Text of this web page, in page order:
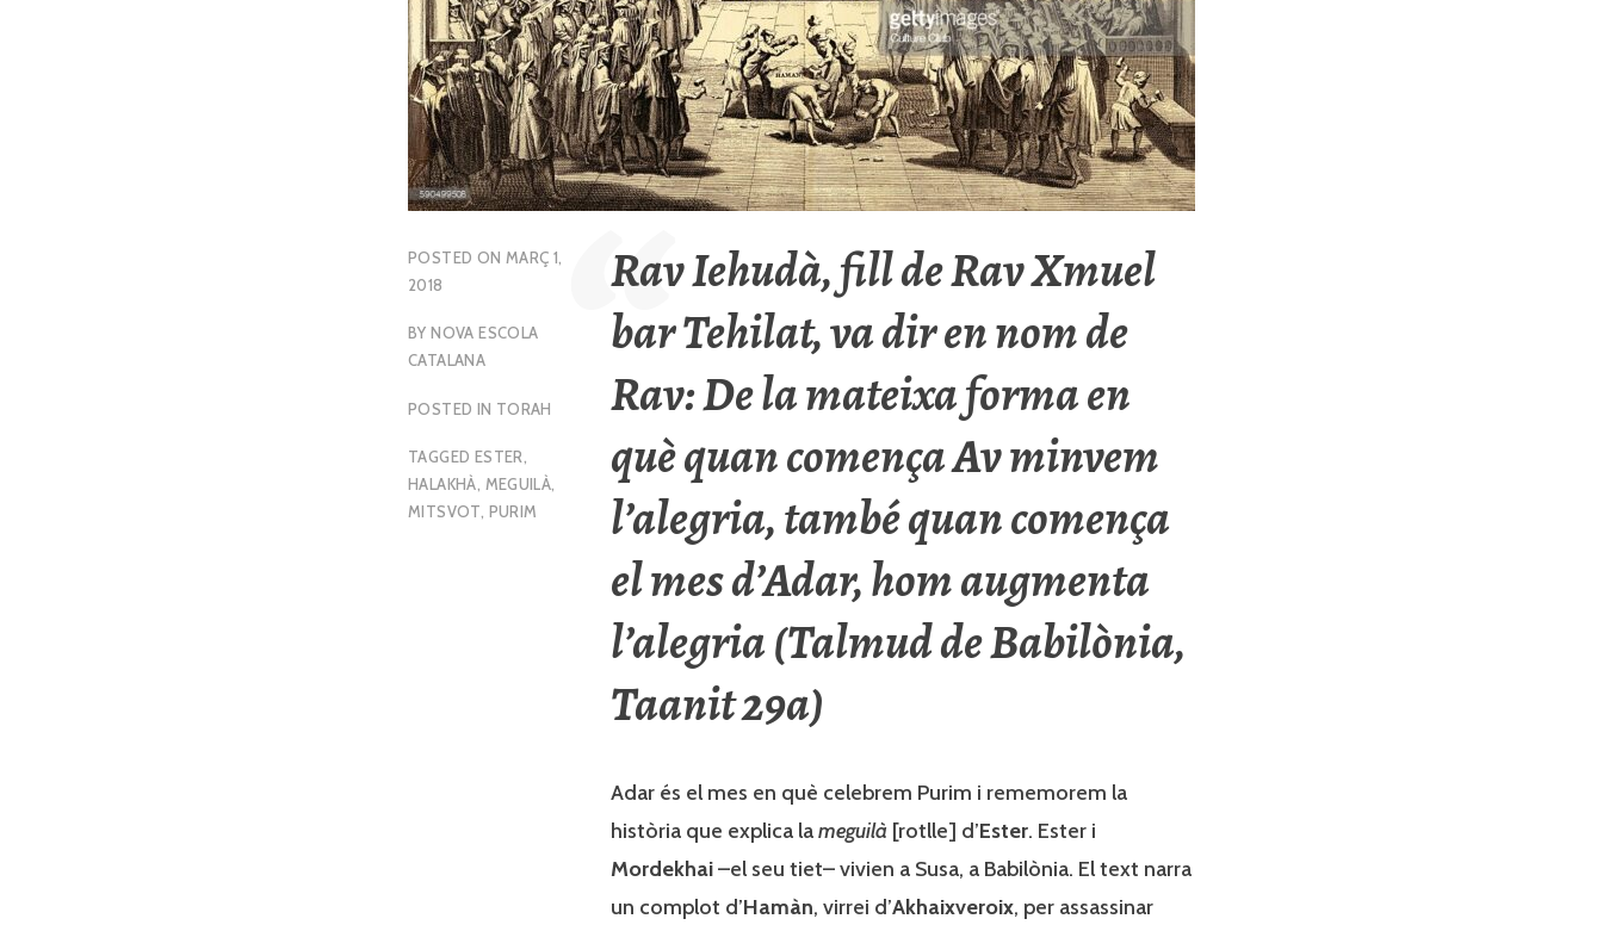
POSTED ON MARÇ 1,
2018
BYNOVA ESCOLA
CATALANA
POSTED IN TORAH
TAGGED ESTER,
HALAKHÀ, MEGUILÀ,
MITSVOT, PURIM
Rav Iehudà, fill de Rav Xmuel
bar Tehilat, va dir en nom de
Rav: De la mateixa forma en
què quan comença Av minvem
l’alegria, també quan comença
el mes d’Adar, hom augmenta
l’alegria (Talmud de Babilònia,
Taanit 29a)
Adar és el mes en què celebrem Purim i rememorem la
història que explica lameguilà [rotlle] d’Ester. Ester i
Mordekhai–el seu tiet– vivien a Susa, a Babilònia. El text narra
un complot d’Hamàn, virrei d’Akhaixveroix, per assassinar